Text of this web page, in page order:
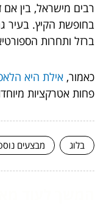
רבים מישראל, בין אם
בחופשת הקיץ. בעיר
ברזל ותחרות
כאמור, אילת היא
פחות אטרקציות
בלוג מבצעים